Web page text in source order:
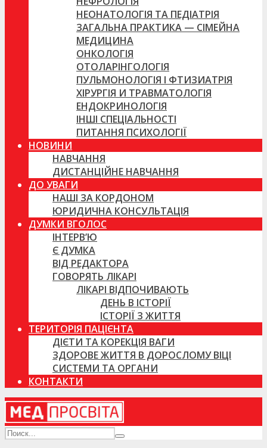
НЕОНАТОЛОГІЯ ТА ПЕДІАТРІЯ
ЗАГАЛЬНА ПРАКТИКА — СІМЕЙНА
МЕДИЦИНА
ОНКОЛОГІЯ
ОТОЛАРІНГОЛОГІЯ
ПУЛЬМОНОЛОГІЯ І ФТИЗИАТРІЯ
ХІРУРГІЯ И ТРАВМАТОЛОГІЯ
ЕНДОКРИНОЛОГІЯ
ІНШІ СПЕЦІАЛЬНОСТІ
ПИТАННЯ ПСИХОЛОГІЇ
НОВИНИ
НАВЧАННЯ
ДИСТАНЦІЙНЕ НАВЧАННЯ
ДО УВАГИ
НАШІ ЗА КОРДОНОМ
ЮРИДИЧНА КОНСУЛЬТАЦІЯ
ДУМКИ ВГОЛОС
ІНТЕРВ’Ю
Є ДУМКА
ВІД РЕДАКТОРА
ГОВОРЯТЬ ЛІКАРІ
ЛІКАРІ ВІДПОЧИВАЮТЬ
ДЕНЬ В ІСТОРІЇ
ІСТОРІЇ З ЖИТТЯ
ТЕРИТОРІЯ ПАЦІЄНТА
ДІЄТИ ТА КОРЕКЦІЯ ВАГИ
ЗДОРОВЕ ЖИТТЯ В ДОРОСЛОМУ ВІЦІ
СИСТЕМИ ТА ОРГАНИ
КОНТАКТИ